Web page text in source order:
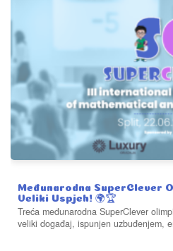
Međunarodna SuperClever
Veliki Uspjeh! 🌍🏆
Treća međunarodna SuperClever
veliki događaj, ispunjen uzbuđenjem,